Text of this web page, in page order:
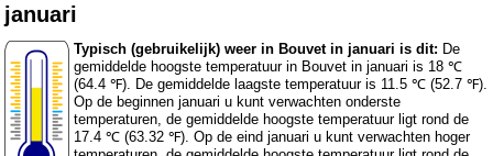
januari
Typisch (gebruikelijk) weer in Bouvet in januari is dit: De
gemiddelde hoogste temperatuur in Bouvet in januari is 18 ℃
(64.4 ℉). De gemiddelde laagste temperatuur is 11.5 ℃ (52.7 ℉).
Op de beginnen januari u kunt verwachten onderste
temperaturen, de gemiddelde hoogste temperatuur ligt rond de
17.4 ℃ (63.32 ℉). Op de eind januari u kunt verwachten hoger